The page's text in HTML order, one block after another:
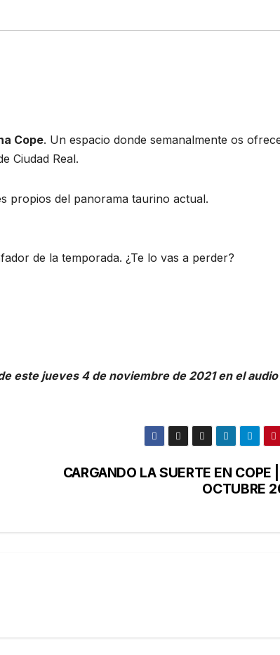
Cope. Un espacio donde semanalmente os
Ciudad Real.
propios del panorama taurino actual.
de la temporada. ¿Te lo vas a perder?
este jueves 4 de noviembre de 2021 en el
CARGANDO LA SUERTE EN COPE
OCTUBRE